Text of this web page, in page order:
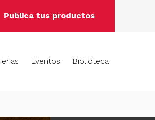
Publica tus productos
Eventos Biblioteca